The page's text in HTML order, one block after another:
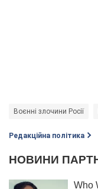
Воєнні злочини Росії
Редакційна політика